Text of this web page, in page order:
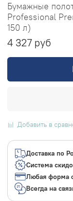
Бумажные
Professional
150 л)
4 327 руб
Добавить в
Доставка по
Система
Любая форма
Всегда на